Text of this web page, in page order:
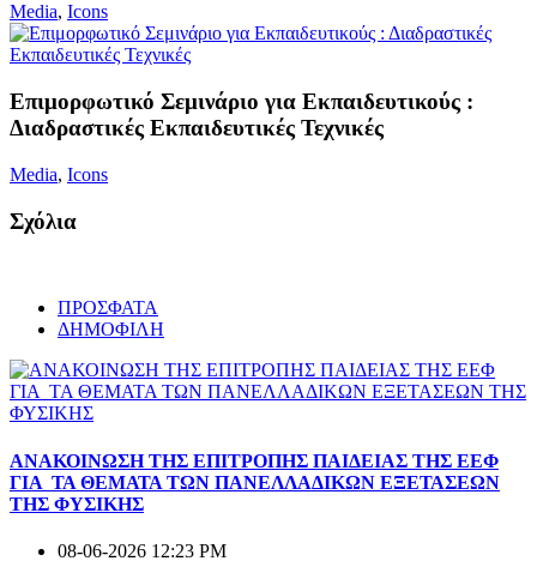
Media, Icons
Επιμορφωτικό Σεμινάριο για Εκπαιδευτικούς :
Διαδραστικές Εκπαιδευτικές Τεχνικές
Media, Icons
Σχόλια
ΠΡΟΣΦΑΤΑ
ΔΗΜΟΦΙΛΗ
ΑΝΑΚΟΙΝΩΣΗ ΤΗΣ ΕΠΙΤΡΟΠΗΣ ΠΑΙΔΕΙΑΣ ΤΗΣ ΕΕΦ
ΓΙΑ ΤΑ ΘΕΜΑΤΑ ΤΩΝ ΠΑΝΕΛΛΑΔΙΚΩΝ ΕΞΕΤΑΣΕΩΝ
ΤΗΣ ΦΥΣΙΚΗΣ
08-06-2026 12:23 PM